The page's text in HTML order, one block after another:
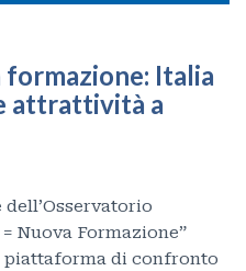
Italia
attrattività a
Nuova Formazione”
piattaforma di confronto